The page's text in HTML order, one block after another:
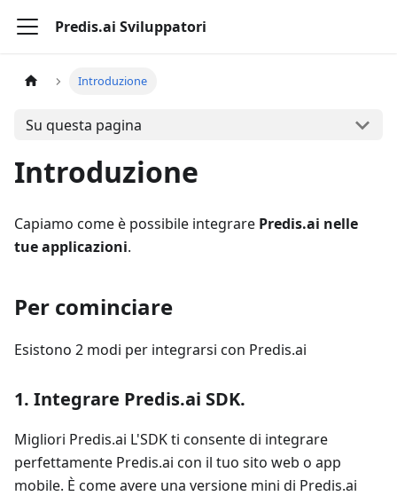
Predis.ai Sviluppatori
Introduzione
Su questa pagina
Introduzione
Capiamo come è possibile integrare Predis.ai nelle
tue applicazioni.
Per cominciare
Esistono 2 modi per integrarsi con Predis.ai
1. Integrare Predis.ai SDK.
Migliori Predis.ai L'SDK ti consente di integrare
perfettamente Predis.ai con il tuo sito web o app
mobile. È come avere una versione mini di Predis.ai